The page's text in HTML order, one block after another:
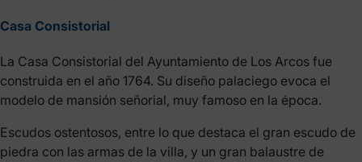
Casa Consistorial
La Casa Consistorial del Ayuntamiento de Los Arcos fue
construida en el año 1764. Su diseño palaciego evoca el
modelo de mansión señorial, muy famoso en la época.
Escudos ostentosos, entre lo que destaca el gran escudo de
piedra con las armas de la villa, y un gran balaustre de